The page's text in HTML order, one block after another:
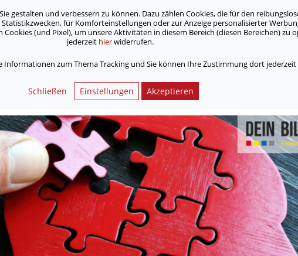
Angebote Jobs & Karriere
für Menschen mit Demenz
gestalten und verbessern zu können. Dazu zählen Cookies, die für den
für Komforteinstellungen oder zur Anzeige personalisierter
(und Pixel), um unsere Aktivitäten in diesem Bereich (diesen Bereichen) zu
jederzeit hierwiderrufen.
Informationen zum Thema Tracking und Sie können Ihre Zustimmung dort
Schließen Einstellungen Akzeptieren